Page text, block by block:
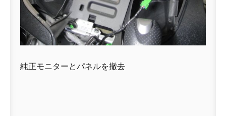
純正モニターとパネルを撤去